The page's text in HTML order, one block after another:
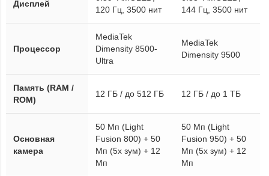
Дисплей
120 Гц, 3500 нит
144 Гц, 3500 нит
Процессор
MediaTek
Dimensity 8500-
Ultra
MediaTek
Dimensity 9500
Память (RAM /
ROM)
12 ГБ / до 512 ГБ 12 ГБ / до 1 ТБ
Основная
камера
50 Мп (Light
Fusion 800) + 50
Мп (5х зум) + 12
Мп
50 Мп (Light
Fusion 950) + 50
Мп (5х зум) + 12
Мп